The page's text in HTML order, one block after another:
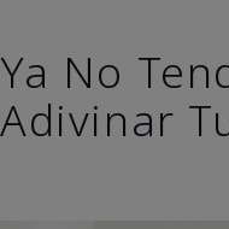
Ya No
Adivinar